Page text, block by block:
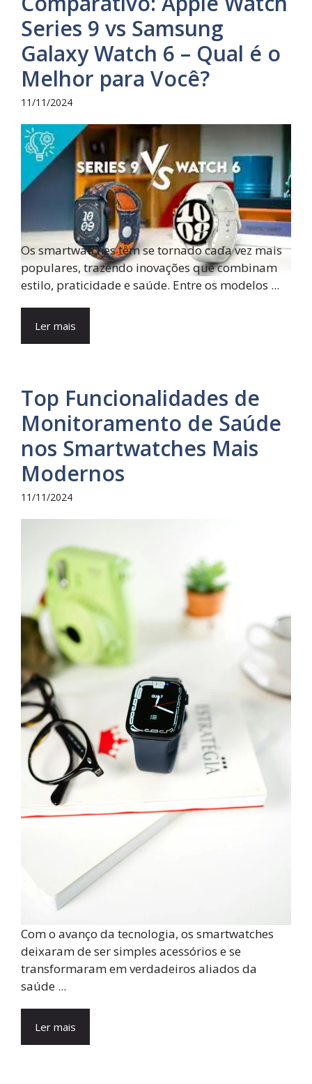
Series 9 vs Samsung
Galaxy Watch 6 – Qual é o
Melhor para Você?
11/11/2024
Os smartwatches têm se tornado cada vez mais
populares, trazendo inovações que combinam
estilo, praticidade e saúde. Entre os modelos ...
Ler mais
Top Funcionalidades de
Monitoramento de Saúde
nos Smartwatches Mais
Modernos
11/11/2024
Com o avanço da tecnologia, os smartwatches
deixaram de ser simples acessórios e se
transformaram em verdadeiros aliados da
saúde ...
Ler mais